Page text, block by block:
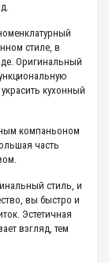
стиле, в
Оригинальный
кухонный
компаньоном
часть
стиль, и
вы быстро и
Эстетичная
взгляд, тем